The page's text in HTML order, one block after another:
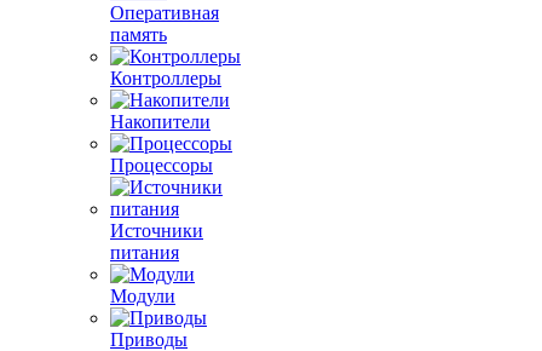
Оперативная
память
Контроллеры
Накопители
Процессоры
Источники
питания
Модули
Приводы